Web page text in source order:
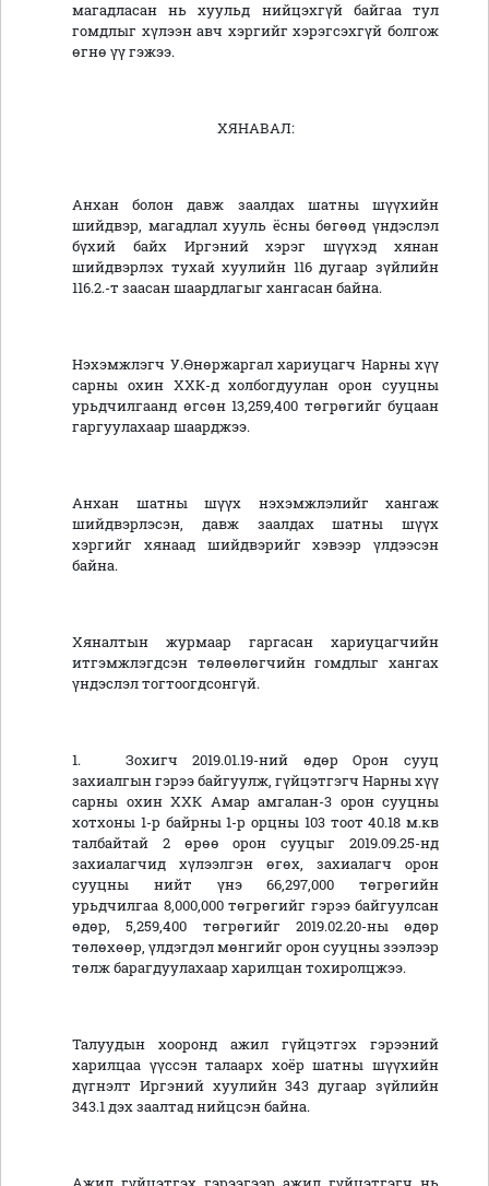
магадласан нь хуульд нийцэхгүй байгаа тул
гомдлыг хүлээн авч хэргийг хэрэгсэхгүй болгож
өгнө үү гэжээ.
ХЯНАВАЛ:
Анхан болон давж заалдах шатны шүүхийн
шийдвэр, магадлал хууль ёсны бөгөөд үндэслэл
бүхий байх Иргэний хэрэг шүүхэд хянан
шийдвэрлэх тухай хуулийн 116 дугаар зүйлийн
116.2.-т заасан шаардлагыг хангасан байна.
Нэхэмжлэгч У.Өнөржаргал хариуцагч Нарны хүү
сарны охин ХХК-д холбогдуулан орон сууцны
урьдчилгаанд өгсөн 13,259,400 төгрөгийг буцаан
гаргуулахаар шаарджээ.
Анхан шатны шүүх нэхэмжлэлийг хангаж
шийдвэрлэсэн, давж заалдах шатны шүүх
хэргийг хянаад шийдвэрийг хэвээр үлдээсэн
байна.
Хяналтын журмаар гаргасан хариуцагчийн
итгэмжлэгдсэн төлөөлөгчийн гомдлыг хангах
үндэслэл тогтоогдсонгүй.
1. Зохигч 2019.01.19-ний өдөр Орон сууц
захиалгын гэрээ байгуулж, гүйцэтгэгч Нарны хүү
сарны охин ХХК Амар амгалан-3 орон сууцны
хотхоны 1-р байрны 1-р орцны 103 тоот 40.18 м.кв
талбайтай 2 өрөө орон сууцыг 2019.09.25-нд
захиалагчид хүлээлгэн өгөх, захиалагч орон
сууцны нийт үнэ 66,297,000 төгрөгийн
урьдчилгаа 8,000,000 төгрөгийг гэрээ байгуулсан
өдөр, 5,259,400 төгрөгийг 2019.02.20-ны өдөр
төлөхөөр, үлдэгдэл мөнгийг орон сууцны зээлээр
төлж барагдуулахаар харилцан тохиролцжээ.
Талуудын хооронд ажил гүйцэтгэх гэрээний
харилцаа үүссэн талаарх хоёр шатны шүүхийн
дүгнэлт Иргэний хуулийн 343 дугаар зүйлийн
343.1 дэх заалтад нийцсэн байна.